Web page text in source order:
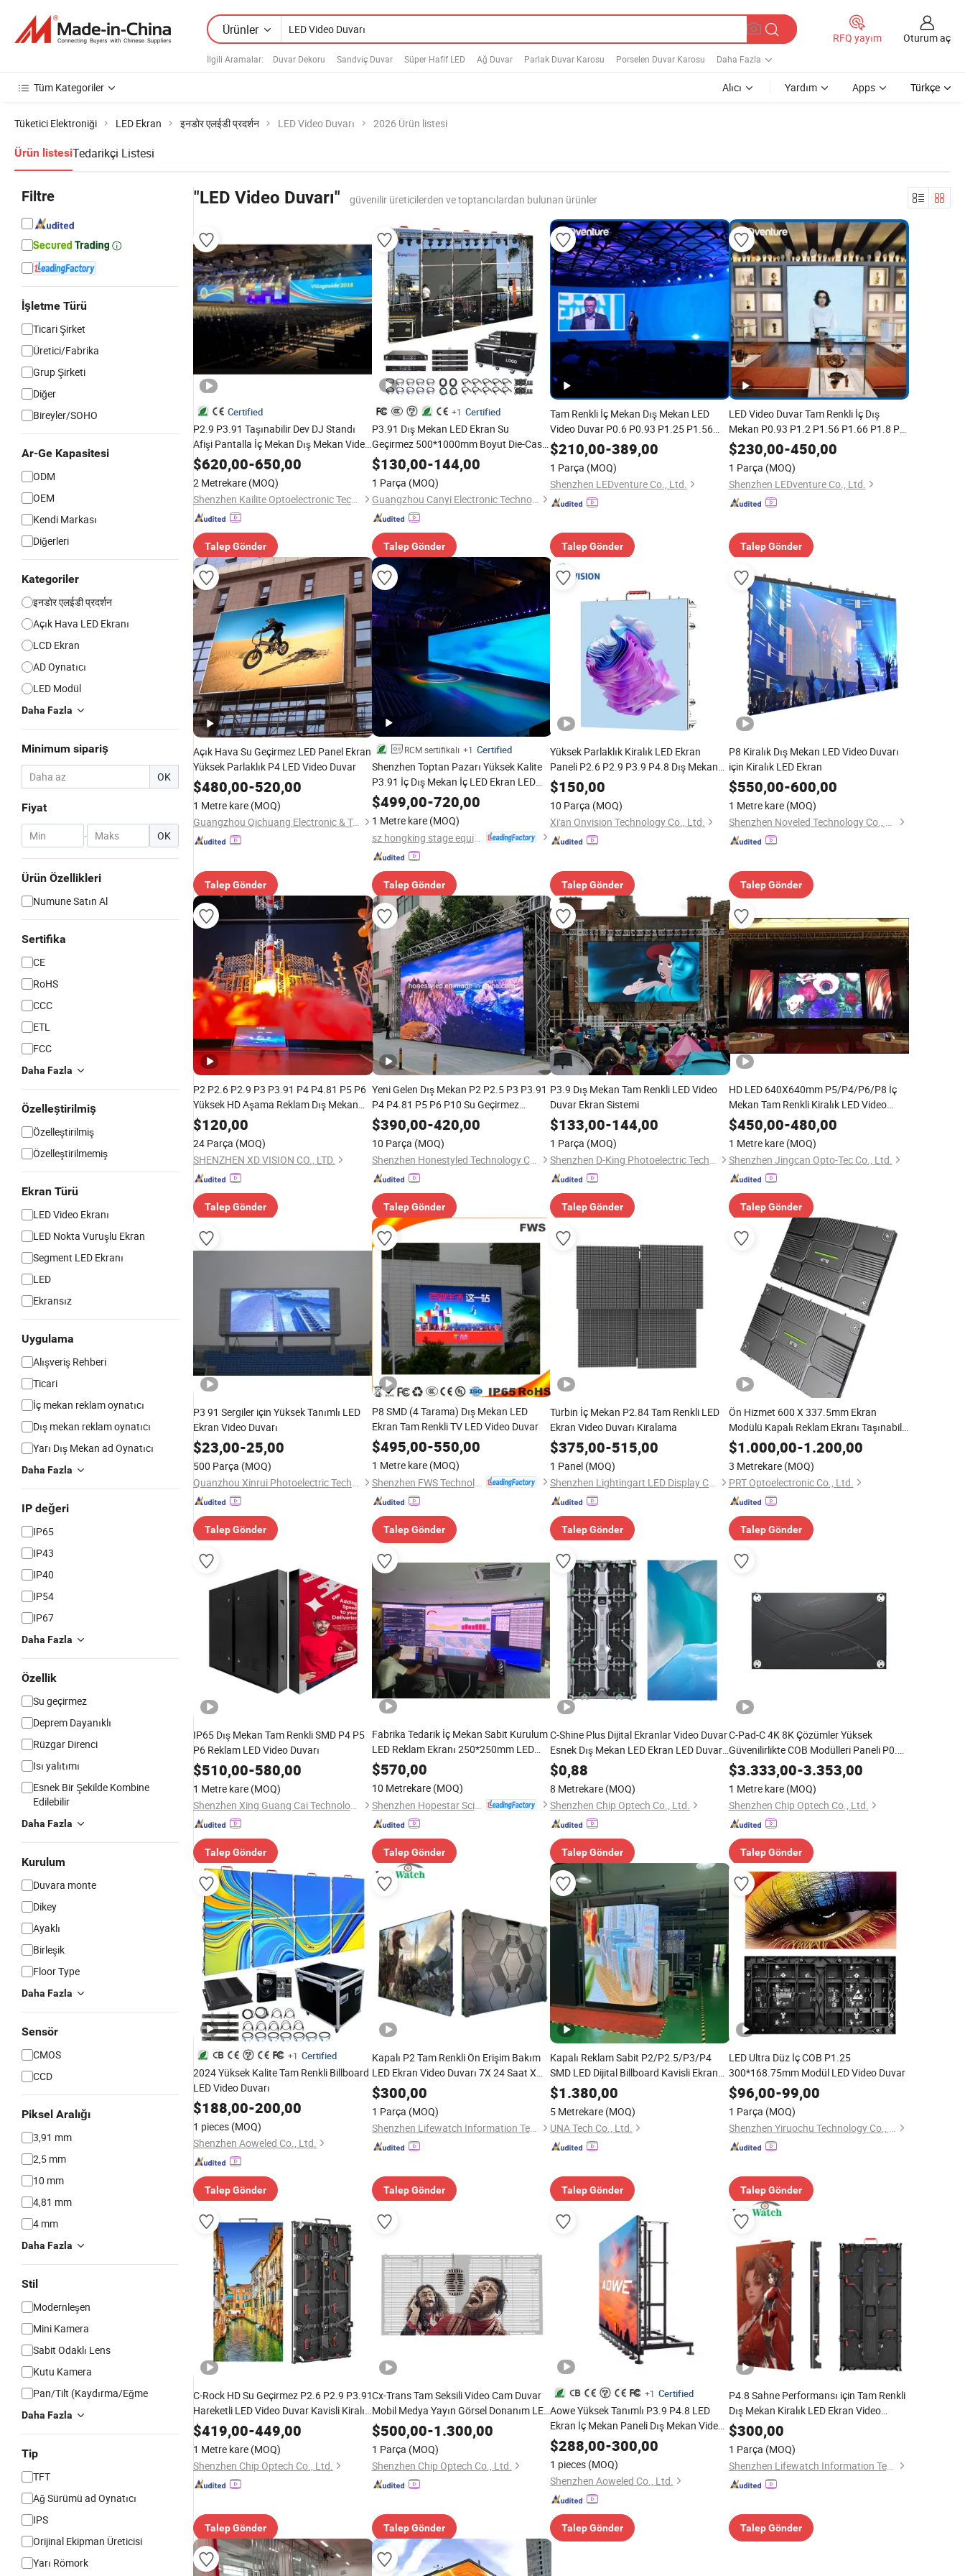
Ürünler
İlgili Aramalar: Duvar Dekoru Sandviç Duvar Süper Hafif LED Ağ Duvar Parlak Duvar Karosu Porselen Duvar Karosu Daha Fazla
RFQ yayım Oturum aç
Tüm Kategoriler Alıcı Yardım Apps Türkçe
Tüketici Elektroniği LED Ekran इनडोर एलईडी प्रदर्शन LED Video Duvarı 2026 Ürün listesi
Ürün listesiTedarikçi Listesi
Filtre
İşletme Türü
Ticari Şirket
Üretici/Fabrika
Grup Şirketi
Diğer
Bireyler/SOHO
Ar-Ge Kapasitesi
ODM
OEM
Kendi Markası
Diğerleri
Kategoriler
इनडोर एलईडी प्रदर्शन
Açık Hava LED Ekranı
LCD Ekran
AD Oynatıcı
LED Modül
Daha Fazla
Minimum sipariş
OK
Fiyat
- OK
Ürün Özellikleri
Numune Satın Al
Sertifika
CE
RoHS
CCC
ETL
FCC
Daha Fazla
Özelleştirilmiş
Özelleştirilmiş
Özelleştirilmemiş
Ekran Türü
LED Video Ekranı
LED Nokta Vuruşlu Ekran
Segment LED Ekranı
LED
Ekransız
Uygulama
Alışveriş Rehberi
Ticari
İç mekan reklam oynatıcı
Dış mekan reklam oynatıcı
Yarı Dış Mekan ad Oynatıcı
Daha Fazla
IP değeri
IP65
IP43
IP40
IP54
IP67
Daha Fazla
Özellik
Su geçirmez
Deprem Dayanıklı
Rüzgar Direnci
Isı yalıtımı
Esnek Bir Şekilde Kombine
Edilebilir
Daha Fazla
Kurulum
Duvara monte
Dikey
Ayaklı
Birleşik
Floor Type
Daha Fazla
Sensör
CMOS
CCD
Piksel Aralığı
3,91 mm
2,5 mm
10 mm
4,81 mm
4 mm
Daha Fazla
Stil
Modernleşen
Mini Kamera
Sabit Odaklı Lens
Kutu Kamera
Pan/Tilt (Kaydırma/Eğme
Daha Fazla
Tip
TFT
Ağ Sürümü ad Oynatıcı
IPS
Orijinal Ekipman Üreticisi
Yarı Römork
"LED Video Duvarı" güvenilir üreticilerden ve toptancılardan bulunan ürünler
Certified
P2.9 P3.91 Taşınabilir Dev DJ Standı
Afişi Pantalla İç Mekan Dış Mekan Video
Kiralama Ekranları LED Duvar Büyük
Etkinlik için
$620,00-650,00
2 Metrekare (MOQ)
Shenzhen Kailite Optoelectronic Technology Co., Ltd.
Talep Gönder
+1 Certified
P3.91 Dış Mekan LED Ekran Su
Geçirmez 500*1000mm Boyut Die-Cast
Alüminyum Malzeme LED Video Duvar
$130,00-144,00
1 Parça (MOQ)
Guangzhou Canyi Electronic Technology Co., Ltd.
Talep Gönder
Tam Renkli İç Mekan Dış Mekan LED
Video Duvar P0.6 P0.93 P1.25 P1.56
P1.66 P1.87 P2 P2.5 P3 için Reklam
Kiralama Billboard Ekran Paneli Çin
Fiyatı
$210,00-389,00
1 Parça (MOQ)
Shenzhen LEDventure Co., Ltd.
Talep Gönder
LED Video Duvar Tam Renkli İç Dış
Mekan P0.93 P1.2 P1.56 P1.66 P1.8 P2
P2.5 P3 için Reklam Kiralama Billboard
Ekran Paneli Çin Fiyatı
$230,00-450,00
1 Parça (MOQ)
Shenzhen LEDventure Co., Ltd.
Talep Gönder
Açık Hava Su Geçirmez LED Panel Ekran
Yüksek Parlaklık P4 LED Video Duvar
$480,00-520,00
1 Metre kare (MOQ)
Guangzhou Qichuang Electronic & Technology Co., Ltd.
Talep Gönder
RCM sertifikalı +1 Certified
Shenzhen Toptan Pazarı Yüksek Kalite
P3.91 İç Dış Mekan İç LED Ekran LED
Video Duvar Fiyatı
$499,00-720,00
1 Metre kare (MOQ)
sz hongking stage equipment co., ltd.
Talep Gönder
Yüksek Parlaklık Kiralık LED Ekran
Paneli P2.6 P2.9 P3.9 P4.8 Dış Mekan
Konser Sahnesi Kiralık LED Video Duvar
$150,00
10 Parça (MOQ)
Xi'an Onvision Technology Co., Ltd.
Talep Gönder
P8 Kiralık Dış Mekan LED Video Duvarı
için Kiralık LED Ekran
$550,00-600,00
1 Metre kare (MOQ)
Shenzhen Noveled Technology Co., Ltd.
Talep Gönder
P2 P2.6 P2.9 P3 P3.91 P4 P4.81 P5 P6
Yüksek HD Aşama Reklam Dış Mekan
Tam Renkli Kiralık Panel İç Mekan LED
Video Duvar
$120,00
24 Parça (MOQ)
SHENZHEN XD VISION CO., LTD.
Talep Gönder
Yeni Gelen Dış Mekan P2 P2.5 P3 P3.91
P4 P4.81 P5 P6 P10 Su Geçirmez
Alüminyum Kabin Tam Renkli Reklam
LED Video Duvar
$390,00-420,00
10 Parça (MOQ)
Shenzhen Honestyled Technology Co., Ltd.
Talep Gönder
P3.9 Dış Mekan Tam Renkli LED Video
Duvar Ekran Sistemi
$133,00-144,00
1 Parça (MOQ)
Shenzhen D-King Photoelectric Technology Co., Ltd.
Talep Gönder
HD LED 640X640mm P5/P4/P6/P8 İç
Mekan Tam Renkli Kiralık LED Video
Duvar
$450,00-480,00
1 Metre kare (MOQ)
Shenzhen Jingcan Opto-Tec Co., Ltd.
Talep Gönder
P3 91 Sergiler için Yüksek Tanımlı LED
Ekran Video Duvarı
$23,00-25,00
500 Parça (MOQ)
Quanzhou Xinrui Photoelectric Technology Co., Ltd.
Talep Gönder
P8 SMD (4 Tarama) Dış Mekan LED
Ekran Tam Renkli TV LED Video Duvar
$495,00-550,00
1 Metre kare (MOQ)
Shenzhen FWS Technology Co., Ltd.
Talep Gönder
Türbin İç Mekan P2.84 Tam Renkli LED
Ekran Video Duvarı Kiralama
$375,00-515,00
1 Panel (MOQ)
Shenzhen Lightingart LED Display Co., Ltd.
Talep Gönder
Ön Hizmet 600 X 337.5mm Ekran
Modülü Kapalı Reklam Ekranı Taşınabilir
Dijital Billboard Tam Renkli HD LED Video
Duvar (P1.25 P1.56 P1.87 P2.5)
$1.000,00-1.200,00
3 Metrekare (MOQ)
PRT Optoelectronic Co., Ltd.
Talep Gönder
IP65 Dış Mekan Tam Renkli SMD P4 P5
P6 Reklam LED Video Duvarı
$510,00-580,00
1 Metre kare (MOQ)
Shenzhen Xing Guang Cai Technology Co., Limited
Talep Gönder
Fabrika Tedarik İç Mekan Sabit Kurulum
LED Reklam Ekranı 250*250mm LED
Ekran Paneli Video Duvarı Otel
Kurulumları için
$570,00
10 Metrekare (MOQ)
Shenzhen Hopestar Sci-Tech Co., Ltd.
Talep Gönder
C-Shine Plus Dijital Ekranlar Video Duvar
Esnek Dış Mekan LED Ekran LED Duvar
Chipshow
$0,88
8 Metrekare (MOQ)
Shenzhen Chip Optech Co., Ltd.
Talep Gönder
C-Pad-C 4K 8K Çözümler Yüksek
Güvenilirlikte COB Modülleri Paneli P0.9
P1.25 P1.56 Video Duvarı İç Mekan COB
LED Ekranı
$3.333,00-3.353,00
1 Metre kare (MOQ)
Shenzhen Chip Optech Co., Ltd.
Talep Gönder
+1 Certified
2024 Yüksek Kalite Tam Renkli Billboard
LED Video Duvarı
$188,00-200,00
1 pieces (MOQ)
Shenzhen Aoweled Co., Ltd.
Talep Gönder
Kapalı P2 Tam Renkli Ön Erişim Bakım
LED Ekran Video Duvarı 7X 24 Saat X
365 Gün
$300,00
1 Parça (MOQ)
Shenzhen Lifewatch Information Technology Co., Ltd.
Talep Gönder
Kapalı Reklam Sabit P2/P2.5/P3/P4
SMD LED Dijital Billboard Kavisli Ekran
Video Panel Duvar
$1.380,00
5 Metrekare (MOQ)
UNA Tech Co., Ltd.
Talep Gönder
LED Ultra Düz İç COB P1.25
300*168.75mm Modül LED Video Duvar
$96,00-99,00
1 Parça (MOQ)
Shenzhen Yiruochu Technology Co., Ltd.
Talep Gönder
C-Rock HD Su Geçirmez P2.6 P2.9 P3.91
Hareketli LED Video Duvar Kavisli Kiralık
LED Panel Duvar Sahne LED Ekranı İç
Mekan LED Duvar - Chipshow
$419,00-449,00
1 Metre kare (MOQ)
Shenzhen Chip Optech Co., Ltd.
Talep Gönder
Cx-Trans Tam Seksili Video Cam Duvar
Mobil Medya Yayın Görsel Donanım LED
Duvar Paneli
$500,00-1.300,00
1 Parça (MOQ)
Shenzhen Chip Optech Co., Ltd.
Talep Gönder
+1 Certified
Aowe Yüksek Tanımlı P3.9 P4.8 LED
Ekran İç Mekan Paneli Dış Mekan Video
Duvarı
$288,00-300,00
1 pieces (MOQ)
Shenzhen Aoweled Co., Ltd.
Talep Gönder
P4.8 Sahne Performansı için Tam Renkli
Dış Mekan Kiralık LED Ekran Video
Duvarı
$300,00
1 Parça (MOQ)
Shenzhen Lifewatch Information Technology Co., Ltd.
Talep Gönder